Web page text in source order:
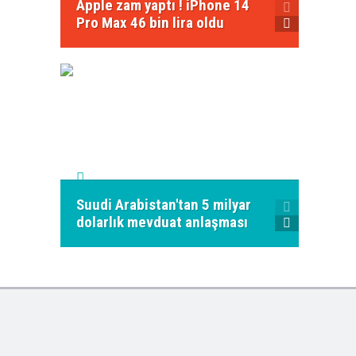
Apple zam yaptı ! iPhone 14
Pro Max 46 bin lira oldu
Suudi Arabistan'tan 5 milyar
dolarlık mevduat anlaşması